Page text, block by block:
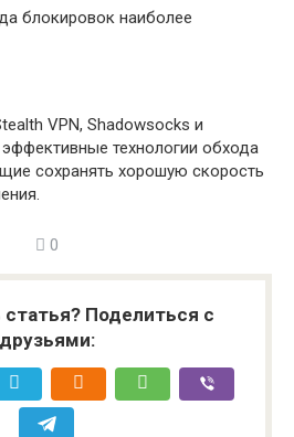
блокировок наиболее
VPN, Shadowsocks и
технологии обхода
сохранять хорошую скорость
0
Поделиться с
друзьями: